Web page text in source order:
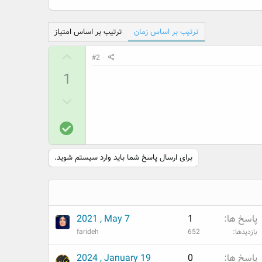
ترتیب بر اساس زمان ترتیب بر اساس امتیاز
#2
ت
1
م
ن
ف
ی
پ
ا
س
خ
د
س
ت
برای ارسال پاسخ شما باید وارد سیستم شوید.
پاسخ ها 1
بازدیدها 652
2021 , May 7
farideh
پاسخ ها 0
2024 , January 19